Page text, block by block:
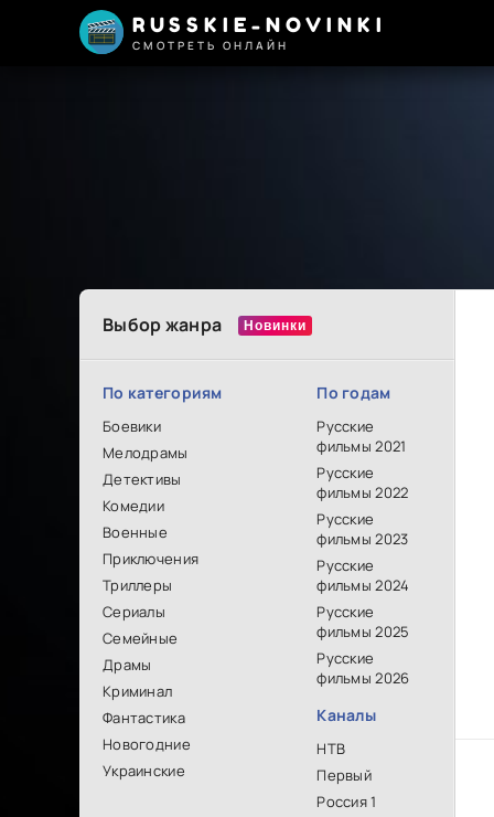
RUSSKIE-NOVINKI
СМОТРЕТЬ ОНЛАЙН
Выбор жанра
По категориям
Боевики
Мелодрамы
Детективы
Комедии
Военные
Приключения
Триллеры
Сериалы
Семейные
Драмы
Криминал
Фантастика
Новогодние
Украинские
По годам
Русские
фильмы 2021
Русские
фильмы 2022
Русские
фильмы 2023
Русские
фильмы 2024
Русские
фильмы 2025
Русские
фильмы 2026
Каналы
НТВ
Первый
Россия 1